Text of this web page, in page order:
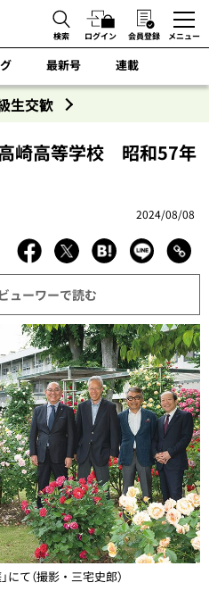
検索 ログイン 会員登録 メニュー
最新号 連載
生交歓
崎高等学校 昭和57年
2024/08/08
ューワーで読む
て（撮影・三宅史郎）